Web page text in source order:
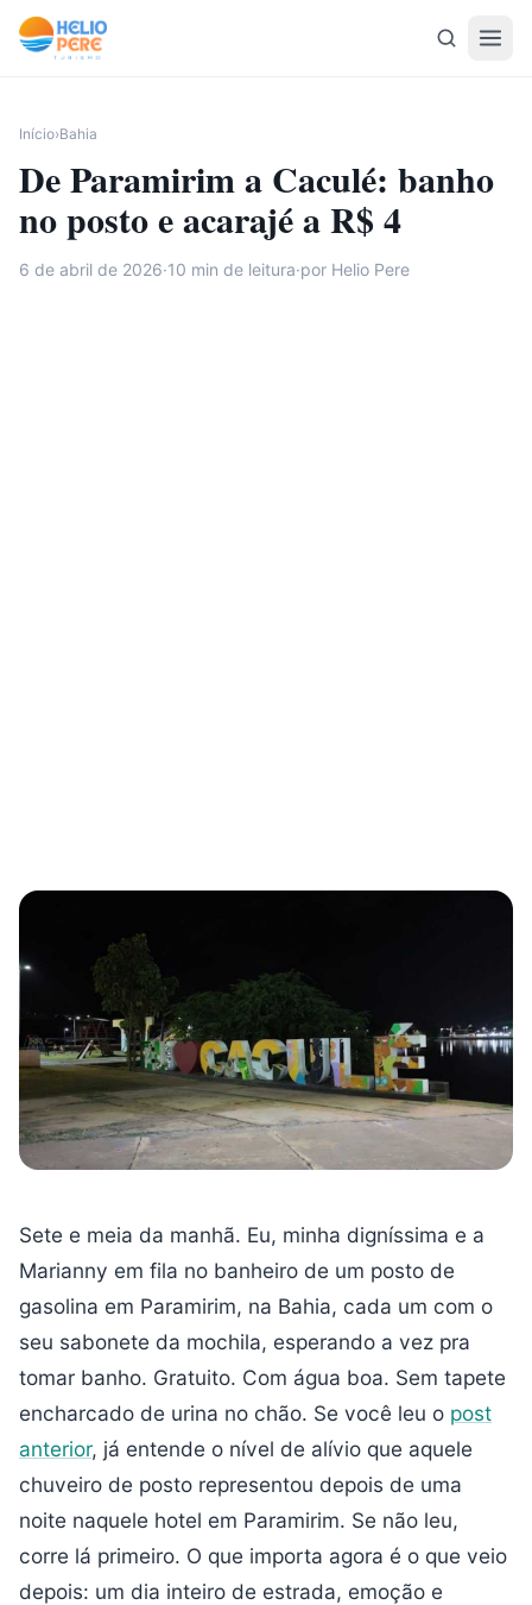
Pular para o conteúdo
Início›Bahia
De Paramirim a Caculé: banho
no posto e acarajé a R$ 4
6 de abril de 2026·10 min de leitura·por Helio Pere
Sete e meia da manhã. Eu, minha digníssima e a
Marianny em fila no banheiro de um posto de
gasolina em Paramirim, na Bahia, cada um com o
seu sabonete da mochila, esperando a vez pra
tomar banho. Gratuito. Com água boa. Sem tapete
encharcado de urina no chão. Se você leu o post
anterior, já entende o nível de alívio que aquele
chuveiro de posto representou depois de uma
noite naquele hotel em Paramirim. Se não leu,
corre lá primeiro. O que importa agora é o que veio
depois: um dia inteiro de estrada, emoção e